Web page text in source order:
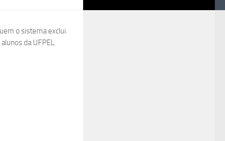
o sistema exclui.
da UFPEL.